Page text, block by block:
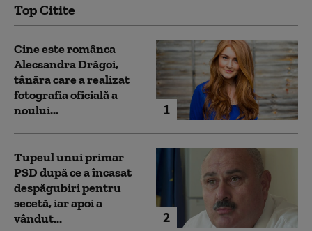
Top Citite
1
Cine este românca
Alecsandra Drăgoi,
tânăra care a realizat
fotografia oficială a
noului...
2
Tupeul unui primar
PSD după ce a încasat
despăgubiri pentru
secetă, iar apoi a
vândut...